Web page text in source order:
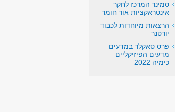
סמינר המרכז לחקר
אינטראקציות אור חומר
הרצאות מיוחדות לכבוד
יורטנר
פרס סאקלר במדעים
מדעים הפיזיקליים –
כימיה 2022